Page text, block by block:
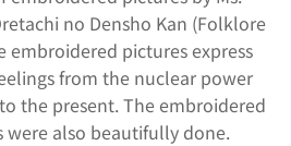
no Densho Kan (Folklore
embroidered pictures express
from the nuclear power
the present. The embroidered
were also beautifully done.